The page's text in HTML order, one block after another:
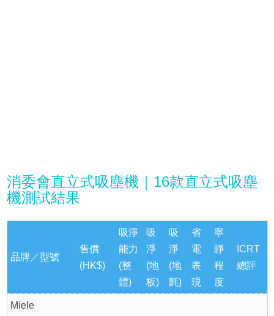
消委會直立式吸塵機｜16款直立式吸塵
機測試結果
品牌／型號
售價
(HK$)
吸淨
能力
(整
體)
吸
淨
(地
板)
吸
淨
(地
氈)
省
電
表
現
寧
靜
程
度
ICRT
總評
Miele